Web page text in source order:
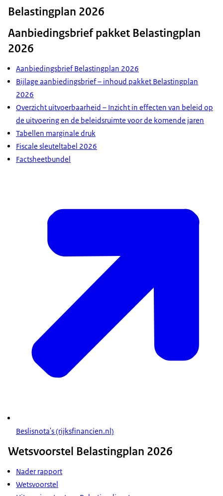
Belastingplan 2026
Aanbiedingsbrief pakket Belastingplan
2026
Aanbiedingsbrief Belastingplan 2026
Bijlage aanbiedingsbrief – inhoud pakket Belastingplan
2026
Overzicht uitvoerbaarheid – Inzicht in effecten van beleid op
de uitvoering en de beleidsruimte voor de komende jaren
Tabellen marginale druk
Fiscale sleuteltabel 2026
Factsheetbundel
Beslisnota's (rijksfinancien.nl)
Wetsvoorstel Belastingplan 2026
Nader rapport
Wetsvoorstel